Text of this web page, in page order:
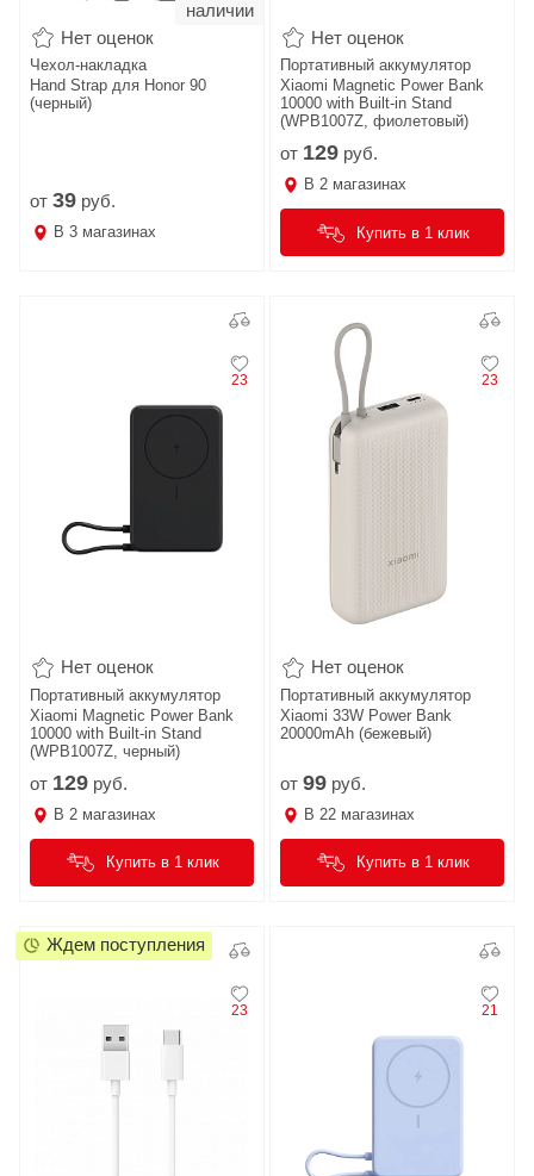
наличии
Нет оценок
Чехол-накладка
Hand Strap для Honor 90
(черный)
от 39 руб.
В 3 магазинах
Нет оценок
Портативный аккумулятор
Xiaomi Magnetic Power Bank
10000 with Built-in Stand
(WPB1007Z, фиолетовый)
от 129 руб.
В 2 магазинах
Купить в 1 клик
23
Нет оценок
Портативный аккумулятор
Xiaomi Magnetic Power Bank
10000 with Built-in Stand
(WPB1007Z, черный)
от 129 руб.
В 2 магазинах
Купить в 1 клик
23
Нет оценок
Портативный аккумулятор
Xiaomi 33W Power Bank
20000mAh (бежевый)
от 99 руб.
В 22 магазинах
Купить в 1 клик
23
Ждем поступления
21